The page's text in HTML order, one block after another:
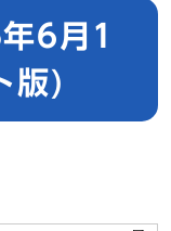
6月1
版)